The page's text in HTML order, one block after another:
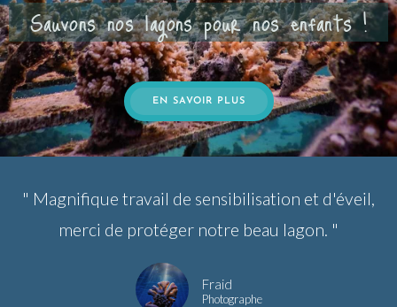
Sauvons nos lagons pour nos enfants !
EN SAVOIR PLUS
" Magnifique travail de sensibilisation et d'éveil,
merci de protéger notre beau lagon. "
Fraid
Photographe